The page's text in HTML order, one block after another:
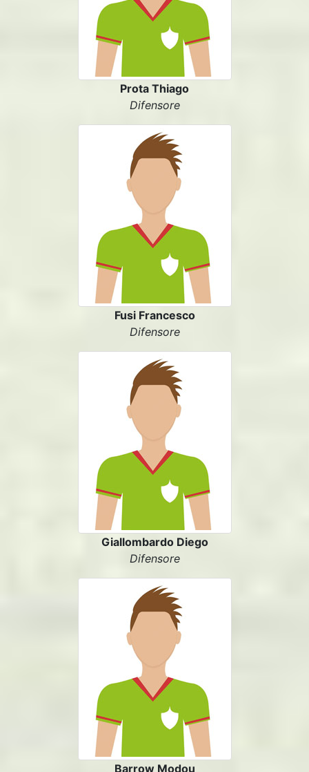
Prota Thiago
Difensore
Fusi Francesco
Difensore
Giallombardo Diego
Difensore
Barrow Modou